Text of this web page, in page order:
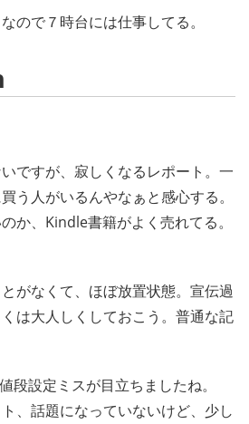
ので７時台には仕事してる。
ですが、寂しくなるレポート。一
う人がいるんやなぁと感心する。
か、Kindle書籍がよく売れてる。
がなくて、ほぼ放置状態。宣伝過
は大人しくしておこう。普通な記
段設定ミスが目立ちましたね。
、話題になっていないけど、少し